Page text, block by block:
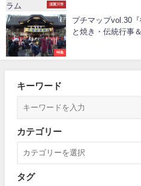
須賀川市
特集
プチマップvol.30
と焼き・伝統行事
キーワード
カテゴリー
タグ